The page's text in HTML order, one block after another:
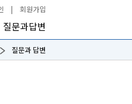
| 회원가입
질문과답변
질문과 답변